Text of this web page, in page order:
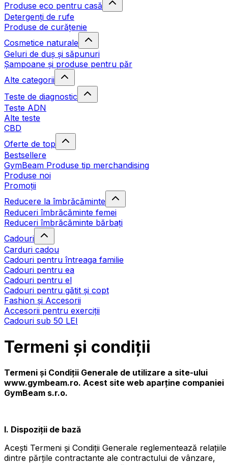
Produse eco pentru casă
Detergenți de rufe
Produse de curățenie
Cosmetice naturale
Geluri de duș și săpunuri
Șampoane și produse pentru păr
Alte categorii
Teste de diagnostic
Teste ADN
Alte teste
CBD
Oferte de top
Bestsellere
GymBeam Produse tip merchandising
Produse noi
Promoții
Reducere la îmbrăcăminte
Reduceri îmbrăcăminte femei
Reduceri îmbrăcăminte bărbați
Cadouri
Carduri cadou
Cadouri pentru întreaga familie
Cadouri pentru ea
Cadouri pentru el
Cadouri pentru gătit și copt
Fashion și Accesorii
Accesorii pentru exerciții
Cadouri sub 50 LEI
Termeni și condiții
Termeni și Condiții Generale de utilizare a site-ului
www.gymbeam.ro. Acest site web aparține companiei
GymBeam s.r.o.
I. Dispoziții de bază
Acești Termeni și Condiții Generale reglementează relațiile
dintre părțile contractante ale contractului de vânzare,